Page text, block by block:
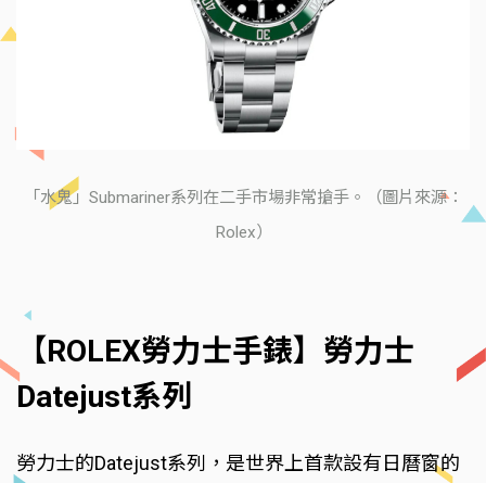
「水鬼」Submariner系列在二手市場非常搶手。（圖片來源：
Rolex）
【ROLEX勞力士手錶】勞力士
Datejust系列
勞力士的Datejust系列，是世界上首款設有日曆窗的